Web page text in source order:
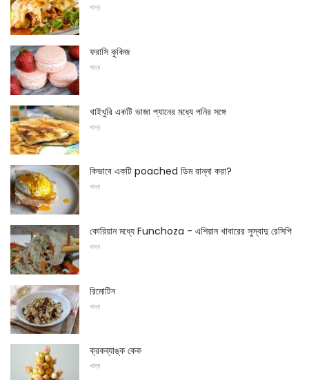
খাদ্য
ফরাসি কুকিজ
খাদ্য
খাইখুরি একটি ভাজা প্যানের মধ্যে পনির সঙ্গে
খাদ্য
কিভাবে একটি poached ডিম রান্না করা?
খাদ্য
কোরিয়ান মধ্যে Funchoza - এশিয়ান খাবারের সুস্বাদু রেসিপি
খাদ্য
রিমোটিন
খাদ্য
ক্রকব্যাঙ্ক কেক
খাদ্য